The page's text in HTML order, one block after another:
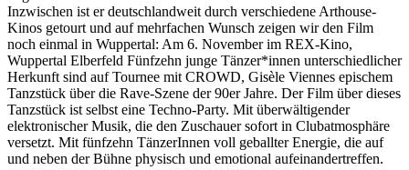
Inzwischen ist er deutschlandweit durch verschiedene Arthouse-
Kinos getourt und auf mehrfachen Wunsch zeigen wir den Film
noch einmal in Wuppertal: Am 6. November im REX-Kino,
Wuppertal Elberfeld Fünfzehn junge Tänzer*innen unterschiedlicher
Herkunft sind auf Tournee mit CROWD, Gisèle Viennes epischem
Tanzstück über die Rave-Szene der 90er Jahre. Der Film über dieses
Tanzstück ist selbst eine Techno-Party. Mit überwältigender
elektronischer Musik, die den Zuschauer sofort in Clubatmosphäre
versetzt. Mit fünfzehn TänzerInnen voll geballter Energie, die auf
und neben der Bühne physisch und emotional aufeinandertreffen.